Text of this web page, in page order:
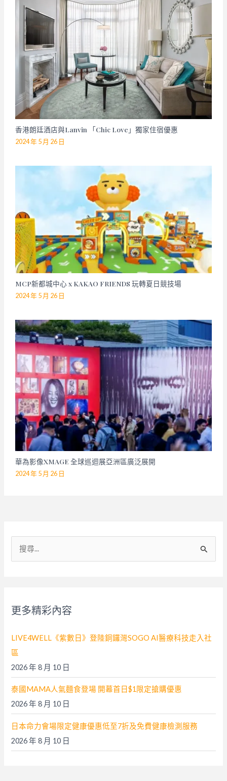
香港朗廷酒店與Lanvin 「Chic Love」獨家住宿優惠
2024 年 5 月 26 日
MCP新都城中心 x KAKAO FRIENDS 玩轉夏日競技場
2024 年 5 月 26 日
華為影像XMAGE 全球巡迴展亞洲區廣泛展開
2024 年 5 月 26 日
:
更多精彩內容
LIVE4WELL《紫數日》登陸銅鑼灣SOGO AI醫療科技走入社
區
2026 年 8 月 10 日
泰國MAMA人氣麵食登場 開幕首日$1限定搶購優惠
2026 年 8 月 10 日
日本命力會場限定健康優惠低至7折及免費健康檢測服務
2026 年 8 月 10 日